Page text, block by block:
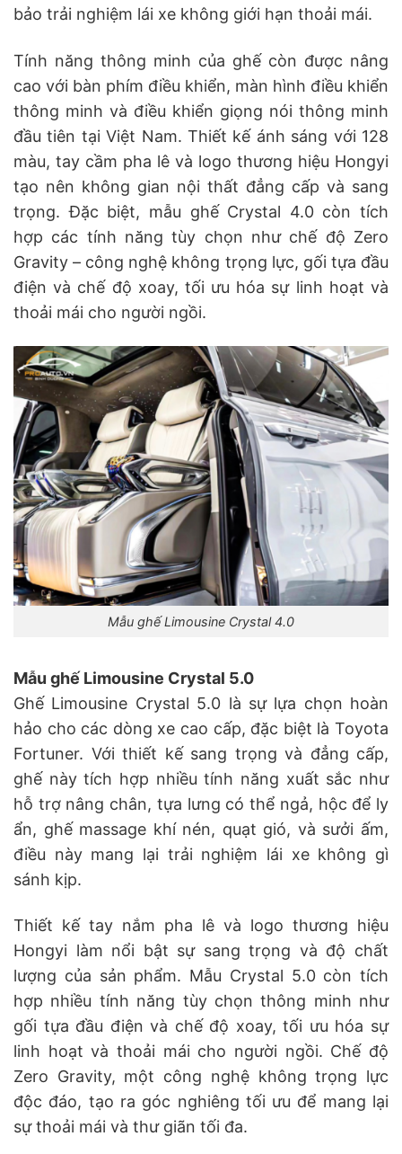
bảo trải nghiệm lái xe không giới hạn thoải mái.
Tính năng thông minh của ghế còn được nâng
cao với bàn phím điều khiển, màn hình điều khiển
thông minh và điều khiển giọng nói thông minh
đầu tiên tại Việt Nam. Thiết kế ánh sáng với 128
màu, tay cầm pha lê và logo thương hiệu Hongyi
tạo nên không gian nội thất đẳng cấp và sang
trọng. Đặc biệt, mẫu ghế Crystal 4.0 còn tích
hợp các tính năng tùy chọn như chế độ Zero
Gravity – công nghệ không trọng lực, gối tựa đầu
điện và chế độ xoay, tối ưu hóa sự linh hoạt và
thoải mái cho người ngồi.
Mẫu ghế Limousine Crystal 4.0
Mẫu ghế Limousine Crystal 5.0
Ghế Limousine Crystal 5.0 là sự lựa chọn hoàn
hảo cho các dòng xe cao cấp, đặc biệt là Toyota
Fortuner. Với thiết kế sang trọng và đẳng cấp,
ghế này tích hợp nhiều tính năng xuất sắc như
hỗ trợ nâng chân, tựa lưng có thể ngả, hộc để ly
ẩn, ghế massage khí nén, quạt gió, và sưởi ấm,
điều này mang lại trải nghiệm lái xe không gì
sánh kịp.
Thiết kế tay nắm pha lê và logo thương hiệu
Hongyi làm nổi bật sự sang trọng và độ chất
lượng của sản phẩm. Mẫu Crystal 5.0 còn tích
hợp nhiều tính năng tùy chọn thông minh như
gối tựa đầu điện và chế độ xoay, tối ưu hóa sự
linh hoạt và thoải mái cho người ngồi. Chế độ
Zero Gravity, một công nghệ không trọng lực
độc đáo, tạo ra góc nghiêng tối ưu để mang lại
sự thoải mái và thư giãn tối đa.